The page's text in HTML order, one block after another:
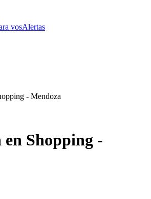
vosAlertas
- Mendoza
en Shopping -